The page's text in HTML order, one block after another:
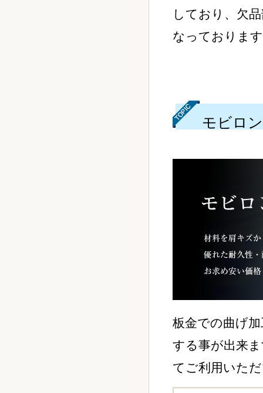
しており、欠
なっておりま
モビロ
板金での曲げ
する事が出来
てご利用いた